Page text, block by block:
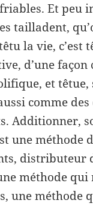
Et peu
tailladent,
la vie, c’est
d’une
et
comme
Additionner,
une
distributeur
méthode
une méthode